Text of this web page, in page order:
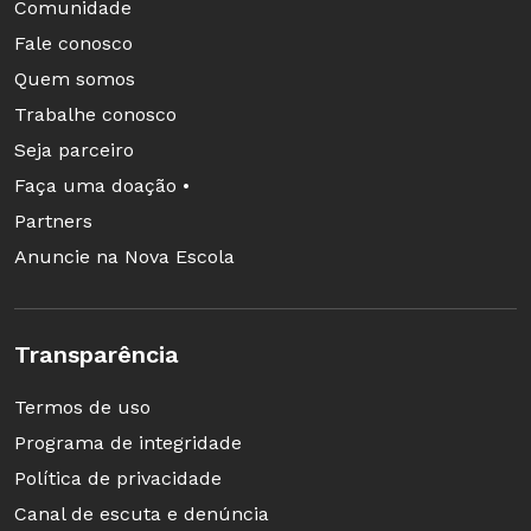
organizado na primeira etapa, pontuando as
confirmações, os equívocos, as ampliações e os
aprofundamentos realizados.
Depois desse estudo, planeje com os alunos
como será organizado o seminário que a turma
realizará.
4ª etapa Observação do gênero oral
Peça à turma que estude outras exposições
para observar sua organização interna e as
marcas linguísticas usuais. Se forem
seminários gravados, divida a classe em grupos
e solicite que cada um analise um diferente.
Comunidade
Fale conosco
Quem somos
Trabalhe conosco
Seja parceiro
Faça uma doação •
Partners
Anuncie na Nova Escola
Transparência
Termos de uso
Programa de integridade
Política de privacidade
Canal de escuta e denúncia